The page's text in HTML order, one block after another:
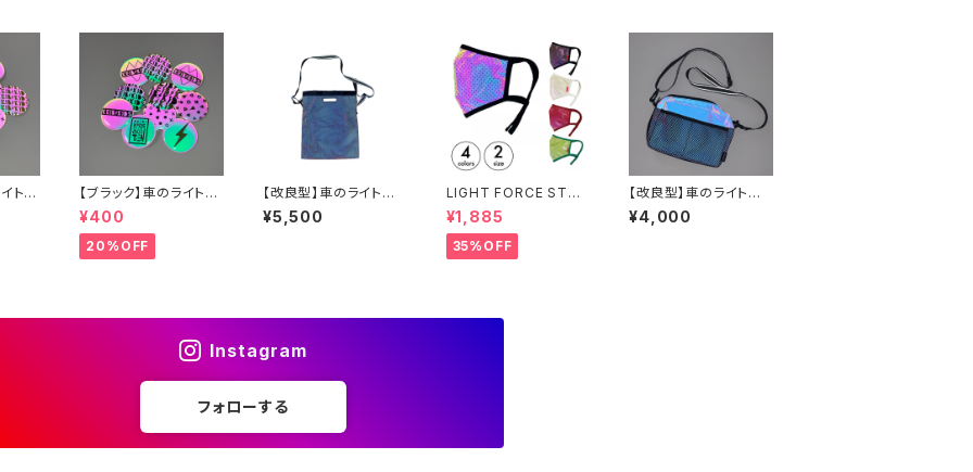
トで
【ブラック】車のライトで
光る！缶バッジ
¥400
20%OFF
【改良型】車のライトで
光る！FUTUREメッシュ
ショルダーバッグ
¥5,500
LIGHT FORCE STOR
Eセレクト オーロラリ
フレクターマウスカバー
¥1,885
35%OFF
【改良型】車のライトで
光る！FUTUREサコッシ
ュバッグ横型
¥4,000
Instagram
フォローする